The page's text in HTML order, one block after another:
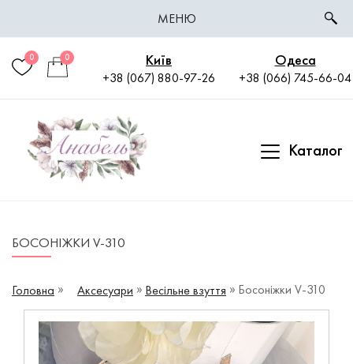
МЕНЮ
Київ
+38 (067) 880-97-26
Одеса
+38 (066) 745-66-04
0 0
Каталог
БОСОНІЖКИ V-310
Головна Аксесуари Весільне взуття Босоніжки V-310